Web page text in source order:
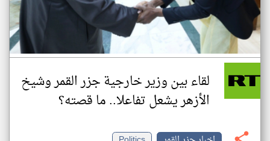
لقاء بين وزير خارجية جزر القمر وشيخ
الأزهر يشعل تفاعلا.. ما قصته؟